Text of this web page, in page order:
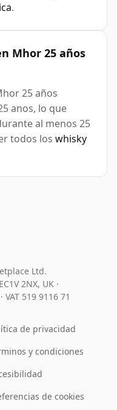
.
Mhor 25 años
25 años
anos, lo que
al menos 25
todos los whisky
Ltd.
2NX, UK ·
· VAT 519 9116 71
de privacidad
y condiciones
de cookies